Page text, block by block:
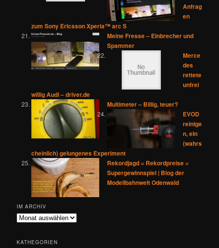
Anfrag
en
zum Sony Ericsson Xperia™ arc S
Meine Fresse – Einbrecher und
Spammer
Merce
des
rettete
unfrei
willig Audi – driver.de
Multimeter – Billig, teuer?
EVOD
reinige
n, ein
(wahrs
cheinlich) gelungenes Experiment
Rekordjagd = Rekordpreise =
Supergewinnspiel | Blog der
Modellbahnwelt Odenwald
IM ARCHIV
Im
KATHEGORIEN